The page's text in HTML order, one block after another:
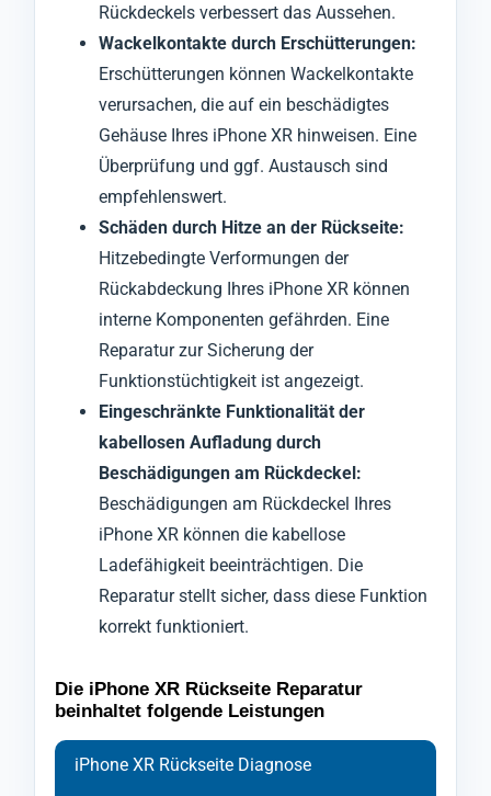
Rückdeckels verbessert das Aussehen.
Wackelkontakte durch Erschütterungen:
Erschütterungen können Wackelkontakte
verursachen, die auf ein beschädigtes
Gehäuse Ihres iPhone XR hinweisen. Eine
Überprüfung und ggf. Austausch sind
empfehlenswert.
Schäden durch Hitze an der Rückseite:
Hitzebedingte Verformungen der
Rückabdeckung Ihres iPhone XR können
interne Komponenten gefährden. Eine
Reparatur zur Sicherung der
Funktionstüchtigkeit ist angezeigt.
Eingeschränkte Funktionalität der
kabellosen Aufladung durch
Beschädigungen am Rückdeckel:
Beschädigungen am Rückdeckel Ihres
iPhone XR können die kabellose
Ladefähigkeit beeinträchtigen. Die
Reparatur stellt sicher, dass diese Funktion
korrekt funktioniert.
Die iPhone XR Rückseite Reparatur
beinhaltet folgende Leistungen
iPhone XR Rückseite Diagnose